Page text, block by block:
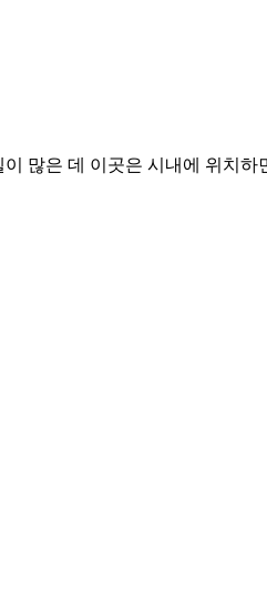
많은 데 이곳은 시내에 위치